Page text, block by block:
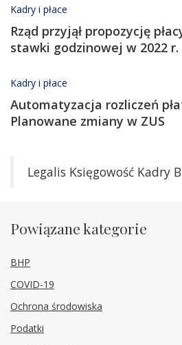
Kadry i płace
Rząd przyjął propozycję
stawki godzinowej w 2022 r.
Kadry i płace
Automatyzacja rozliczeń
Planowane zmiany w ZUS
Legalis Księgowość Kadry
Powiązane kategorie
BHP
COVID-19
Ochrona środowiska
Podatki